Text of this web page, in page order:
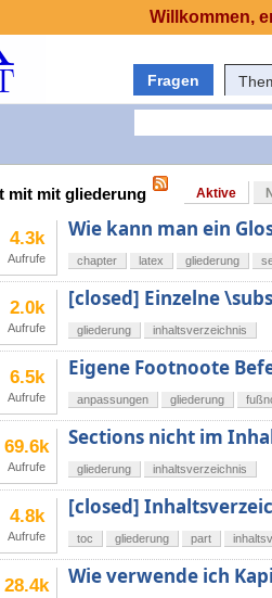
Fragen
mit mit gliederung Aktive
4.3k
Aufrufe
Wie kann man ein
chapter latex gliederung
2.0k
Aufrufe
[closed] Einzelne
gliederung inhaltsverzeichnis
6.5k
Aufrufe
Eigene Footnoote
anpassungen gliederung
69.6k
Aufrufe
Sections nicht im
gliederung inhaltsverzeichnis
4.8k
Aufrufe
[closed]
toc gliederung part
28.4k Wie verwende ich
Willkommen,